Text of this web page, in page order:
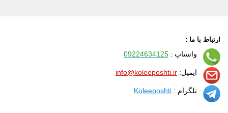
ارتباط با ما :
واتساپ : 09224634125
ایمیل: info@koleeposhti.ir
تلگرام : Koleeposhti